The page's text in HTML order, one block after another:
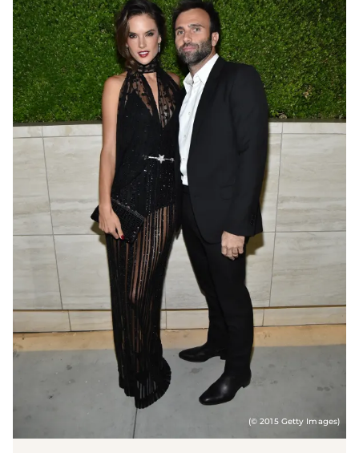
(© 2015 Getty Images)